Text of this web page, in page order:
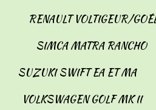
RENAULT VOLTIGEUR/
SIMCA MATRA RANCHO
SUZUKI SWIFT EA ET MA
VOLKSWAGEN GOLF MK II